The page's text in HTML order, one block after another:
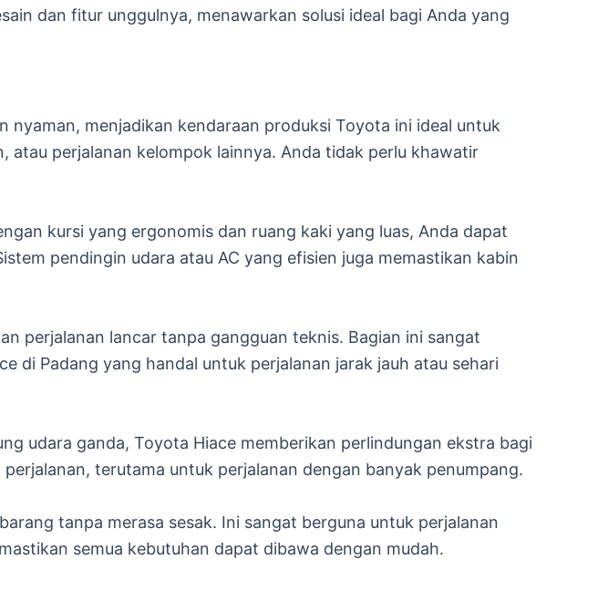
dan fitur unggulnya, menawarkan solusi ideal bagi Anda yang
menjadikan kendaraan produksi Toyota ini ideal untuk
atau perjalanan kelompok lainnya. Anda tidak perlu khawatir
kursi yang ergonomis dan ruang kaki yang luas, Anda dapat
pendingin udara atau AC yang efisien juga memastikan kabin
perjalanan lancar tanpa gangguan teknis. Bagian ini sangat
di Padang yang handal untuk perjalanan jarak jauh atau sehari
udara ganda, Toyota Hiace memberikan perlindungan ekstra bagi
terutama untuk perjalanan dengan banyak penumpang.
tanpa merasa sesak. Ini sangat berguna untuk perjalanan
semua kebutuhan dapat dibawa dengan mudah.